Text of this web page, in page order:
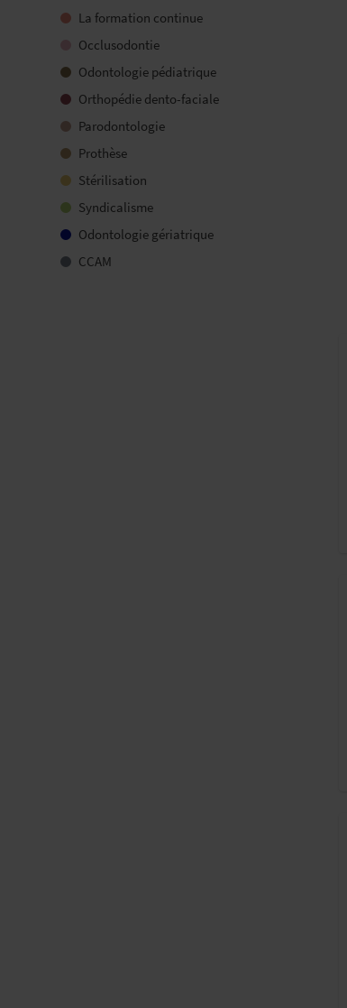
La formation continue
Occlusodontie
Odontologie pédiatrique
Orthopédie dento-faciale
Parodontologie
Prothèse
Stérilisation
Syndicalisme
Odontologie gériatrique
CCAM